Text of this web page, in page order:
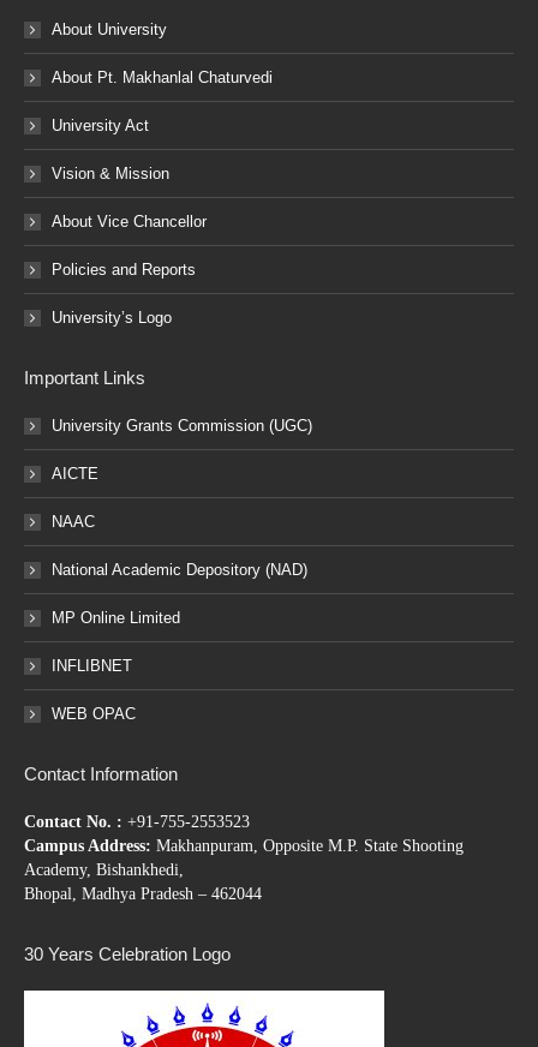
About University
About Pt. Makhanlal Chaturvedi
University Act
Vision & Mission
About Vice Chancellor
Policies and Reports
University’s Logo
Important Links
University Grants Commission (UGC)
AICTE
NAAC
National Academic Depository (NAD)
MP Online Limited
INFLIBNET
WEB OPAC
Contact Information
Contact No. : +91-755-2553523
Campus Address: Makhanpuram, Opposite M.P. State Shooting
Academy, Bishankhedi,
Bhopal, Madhya Pradesh – 462044
30 Years Celebration Logo